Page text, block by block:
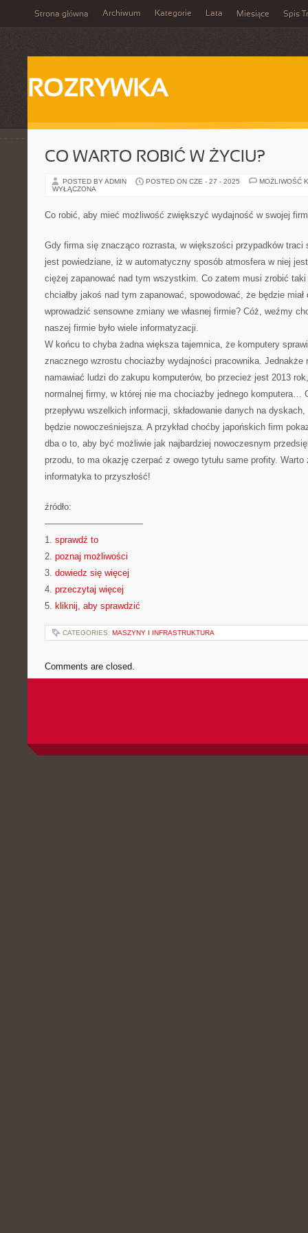
Strona główna Archiwum Kategorie Lata Miesiące Spis
ROZRYWKA
CO WARTO ROBIĆ W ŻYCIU?
POSTED BY ADMIN POSTED ON CZE - 27 - 2025
MOŻLIWOŚĆ
WYŁĄCZONA
Co robić, aby mieć możliwość zwiększyć wydajność w swojej
Gdy firma się znacząco rozrasta, w większości przypadków traci
jest powiedziane, iż w automatyczny sposób atmosfera w niej
ciężej zapanować nad tym wszystkim. Co zatem musi zrobić
chciałby jakoś nad tym zapanować, spowodować, że będzie miał
wprowadzić sensowne zmiany we własnej firmie? Cóż, weźmy
naszej firmie było wiele informatyzacji.
W końcu to chyba żadna większa tajemnica, że komputery
znacznego wzrostu chociażby wydajności pracownika. Jednakże
namawiać ludzi do zakupu komputerów, bo przecież jest 2013
normalnej firmy, w której nie ma chociażby jednego komputera…
przepływu wszelkich informacji, składowanie danych na
będzie nowocześniejsza. A przykład choćby japońskich firm
dba o to, aby być możliwie jak najbardziej nowoczesnym
przodu, to ma okazję czerpać z owego tytułu same profity. Warto
informatyka to przyszłość!
źródło:
———————————
1. sprawdź to
2. poznaj możliwości
3. dowiedz się więcej
4. przeczytaj więcej
5. kliknij, aby sprawdzić
CATEGORIES: MASZYNY I INFRASTRUKTURA
Comments are closed.